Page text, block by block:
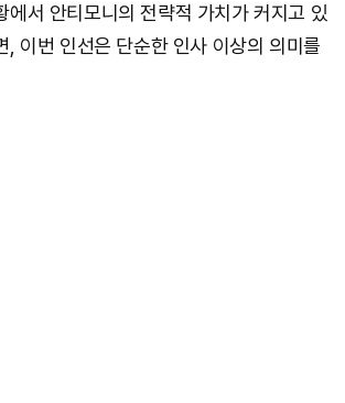
에서 안티모니의 전략적 가치가 커지고 있
, 이번 인선은 단순한 인사 이상의 의미를